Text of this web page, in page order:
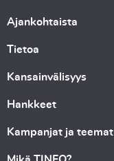
Ajankohtaista
Tietoa
Kansainvälisyys
Hankkeet
Kampanjat ja teemat